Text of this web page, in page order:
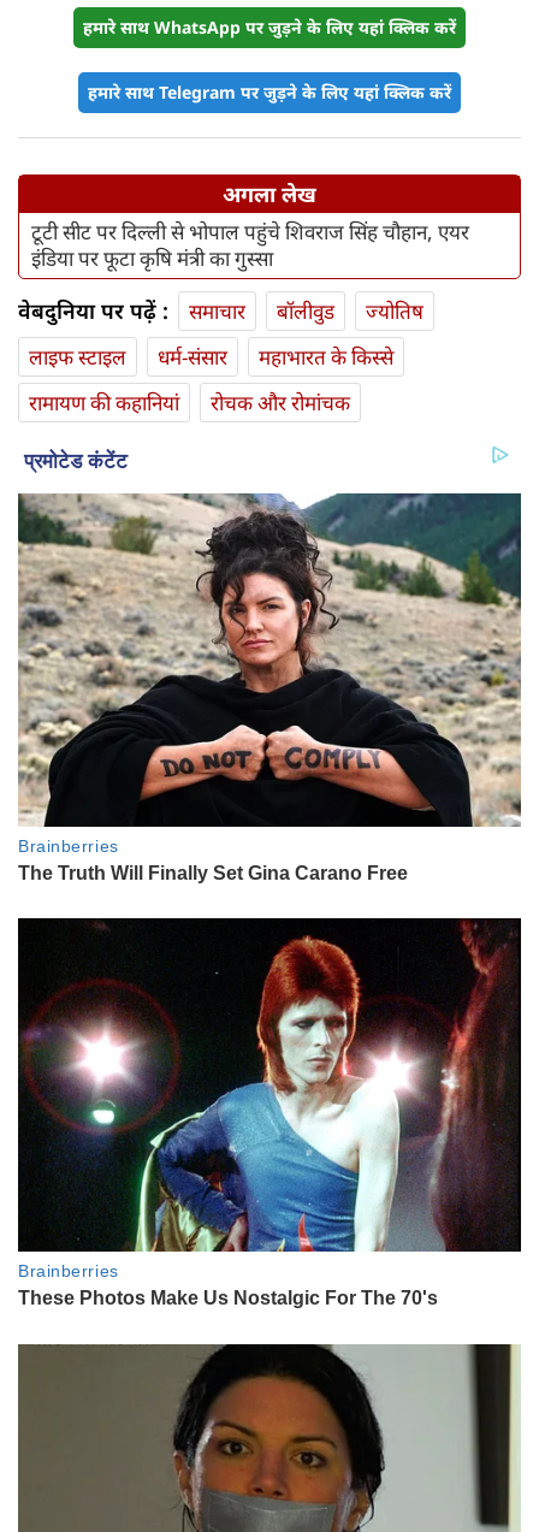
हमारे साथ WhatsApp पर जुड़ने के लिए यहां क्लिक करें
हमारे साथ Telegram पर जुड़ने के लिए यहां क्लिक करें
अगला लेख
टूटी सीट पर दिल्ली से भोपाल पहुंचे शिवराज सिंह चौहान, एयर
इंडिया पर फूटा कृषि मंत्री का गुस्सा
वेबदुनिया पर पढ़ें : समाचार बॉलीवुड
ज्योतिष
लाइफ स्‍टाइल
धर्म-संसार
महाभारत के किस्से
रामायण की कहानियां
रोचक और रोमांचक